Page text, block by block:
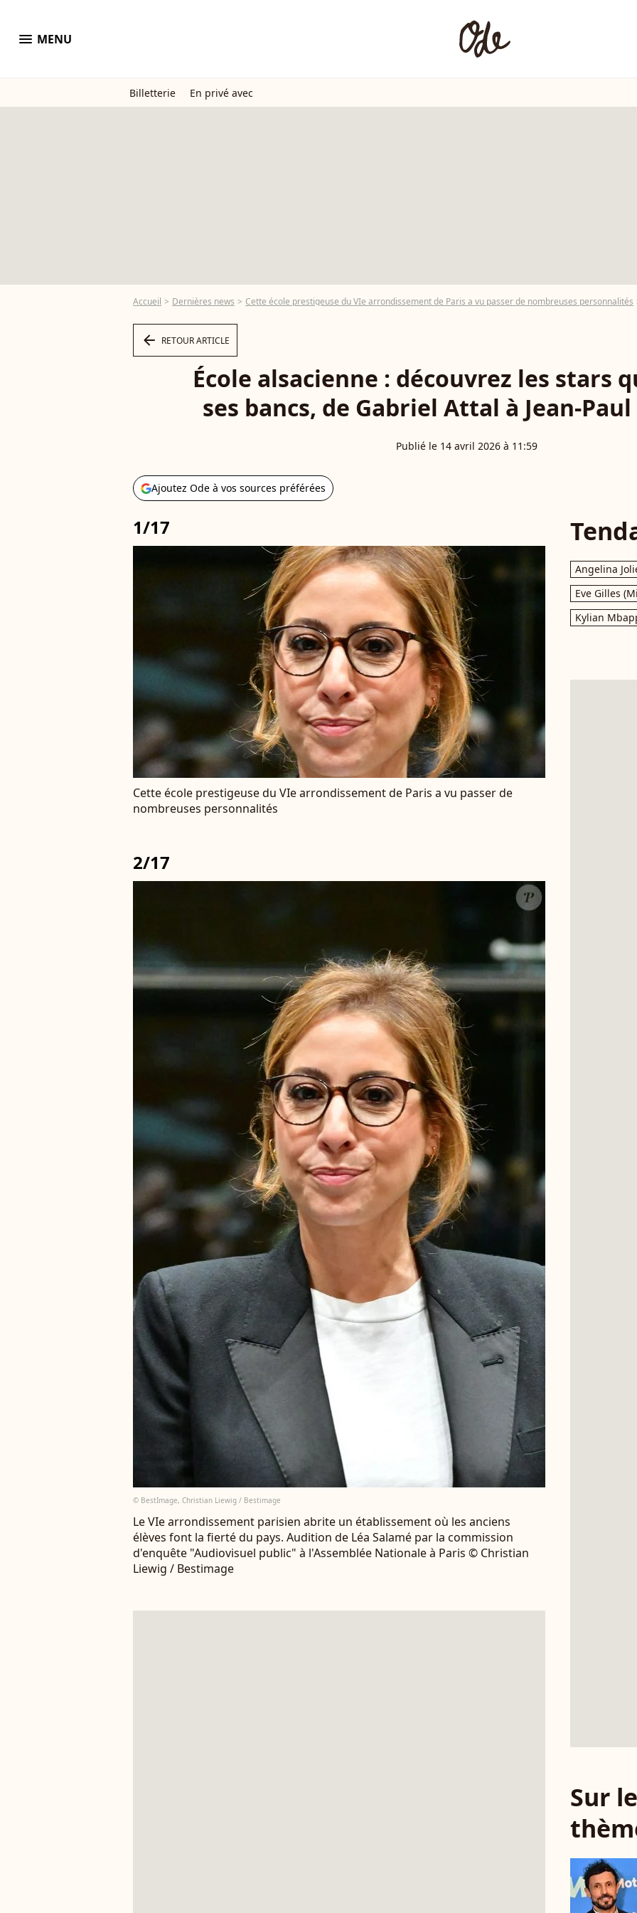
menu MENU
Billetterie En privé avec
Accueil Dernières news Cette école prestigeuse du VIe arrondissement de Paris a vu passer de nombreuses personnalités
arrow_left RETOUR ARTICLE
École alsacienne : découvrez les stars
ses bancs, de Gabriel Attal à Jean-
Publié le 14 avril 2026 à 11:59
Ajoutez Ode à vos sources préférées
1/17
Cette école prestigeuse du VIe arrondissement de Paris a vu passer de
nombreuses personnalités
2/17
© BestImage, Christian Liewig / Bestimage
Le VIe arrondissement parisien abrite un établissement où les anciens
élèves font la fierté du pays. Audition de Léa Salamé par la commission
d'enquête "Audiovisuel public" à l'Assemblée Nationale à Paris © Christian
Liewig / Bestimage
Angelina
Eve Gilles
Kylian
Sur